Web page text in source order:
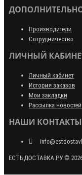
Производители
Сотрудничество
ЛИЧНЫЙ
Личный кабинет
История заказов
Мои закладки
Рассылка новостей
НАШИ КОНТАКТЫ
ЕСТЬДОСТАВКА.РУ ©